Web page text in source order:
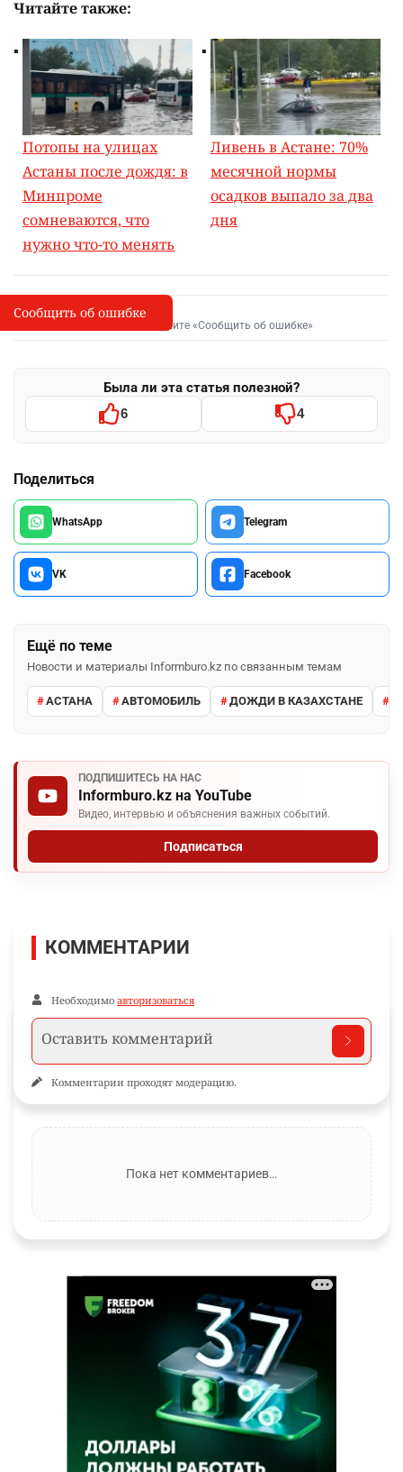
Читайте также:
Потопы на улицах
Астаны после дождя: в
Минпроме
сомневаются, что
нужно что-то менять
Ливень в Астане: 70%
месячной нормы
осадков выпало за два
дня
I
Сообщить об опечатке
Выделите фрагмент и нажмите «Сообщить об ошибке»
Была ли эта статья полезной?
6 4
Поделиться
WhatsApp Telegram
VK Facebook
Ещё по теме
Новости и материалы Informburo.kz по связанным темам
АСТАНА АВТОМОБИЛЬ ДОЖДИ В КАЗАХСТАНЕ
ПОДПИШИТЕСЬ НА НАС
Informburo.kz на YouTube
Видео, интервью и объяснения важных событий.
Подписаться
Сообщить об ошибке
КОММЕНТАРИИ
Необходимо авторизоваться
Комментарии проходят модерацию.
Пока нет комментариев…